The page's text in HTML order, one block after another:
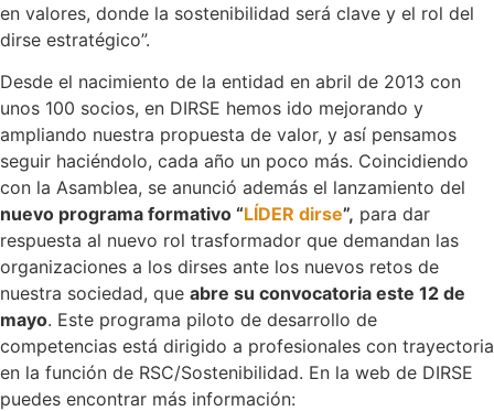
en valores, donde la sostenibilidad será clave y el rol del
dirse estratégico”.
Desde el nacimiento de la entidad en abril de 2013 con
unos 100 socios, en DIRSE hemos ido mejorando y
ampliando nuestra propuesta de valor, y así pensamos
seguir haciéndolo, cada año un poco más. Coincidiendo
con la Asamblea, se anunció además el lanzamiento del
nuevo programa formativo “LÍDER dirse”, para dar
respuesta al nuevo rol trasformador que demandan las
organizaciones a los dirses ante los nuevos retos de
nuestra sociedad, que abre su convocatoria este 12 de
mayo. Este programa piloto de desarrollo de
competencias está dirigido a profesionales con trayectoria
en la función de RSC/Sostenibilidad. En la web de DIRSE
puedes encontrar más información: